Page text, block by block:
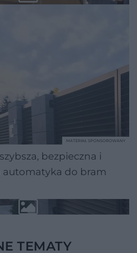
bezpieczna i
automatyka do bram
MATERIAŁ SPONSOROWANY
TEMATY